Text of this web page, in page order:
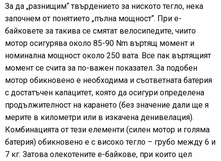
За да „разнищим“ твърдението за ниското тегло, нека
започнем от понятието „пълна мощност“. При е-
байковете за такива се смятат велосипедите, чиито
мотор осигурява около 85-90 Nm въртящ момент и
номинална мощност около 250 вата. Все пак въртящият
момент се счита за по-важен показател. За подобен
мотор обикновено е необходима и съответната батерия
с достатъчен капацитет, която да осигури определена
продължителност на карането (без значение дали ще я
мерите в километри или в изкачена денивелация).
Комбинацията от тези елементи (силен мотор и голяма
батерия) обикновено е с високо тегло – грубо между 6 и
7 кг. Затова олекотените е-байкове, при които цел